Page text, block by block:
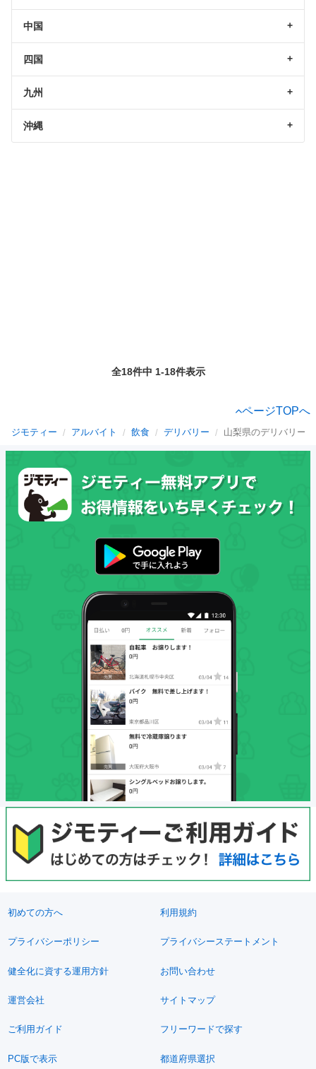
中国
四国
九州
沖縄
全18件中 1-18件表示
ページTOPへ
ジモティー アルバイト 飲食 デリバリー 山梨県のデリバリー
初めての方へ 利用規約
プライバシーポリシー プライバシーステートメント
健全化に資する運用方針 お問い合わせ
運営会社 サイトマップ
ご利用ガイド フリーワードで探す
PC版で表示 都道府県選択